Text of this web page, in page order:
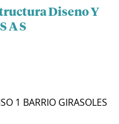
Diseno Y
A S
1 BARRIO GIRASOLES